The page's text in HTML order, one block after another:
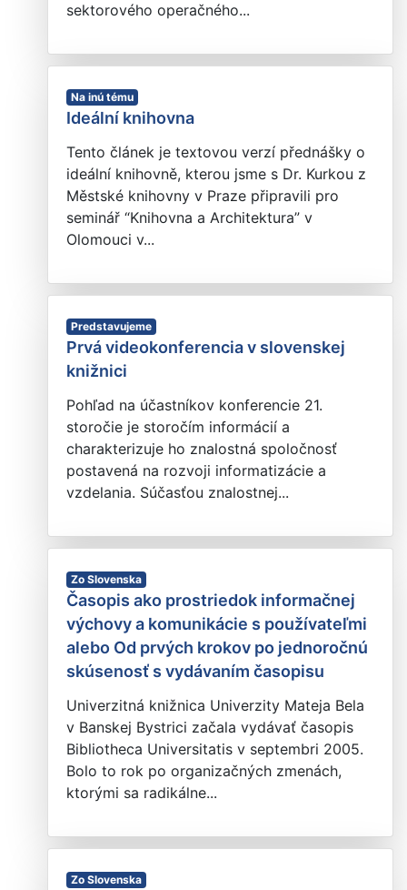
sektorového operačného...
Na inú tému
Ideální knihovna
Tento článek je textovou verzí přednášky o
ideální knihovně, kterou jsme s Dr. Kurkou z
Městské knihovny v Praze připravili pro
seminář “Knihovna a Architektura” v
Olomouci v...
Predstavujeme
Prvá videokonferencia v slovenskej
knižnici
Pohľad na účastníkov konferencie 21.
storočie je storočím informácií a
charakterizuje ho znalostná spoločnosť
postavená na rozvoji informatizácie a
vzdelania. Súčasťou znalostnej...
Zo Slovenska
Časopis ako prostriedok informačnej
výchovy a komunikácie s používateľmi
alebo Od prvých krokov po jednoročnú
skúsenosť s vydávaním časopisu
Univerzitná knižnica Univerzity Mateja Bela
v Banskej Bystrici začala vydávať časopis
Bibliotheca Universitatis v septembri 2005.
Bolo to rok po organizačných zmenách,
ktorými sa radikálne...
Zo Slovenska